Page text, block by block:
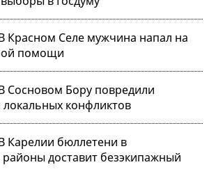
Красном Селе мужчина напал на
помощи
Сосновом Бору повредили
конфликтов
Карелии бюллетени в
доставит безэкипажный